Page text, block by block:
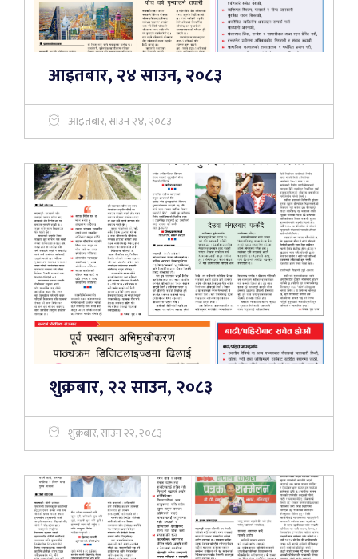
आइतबार, २४ साउन, २०८३
आइतबार, साउन २४, २०८३
शुक्रबार, २२ साउन, २०८३
शुक्रबार, साउन २२, २०८३